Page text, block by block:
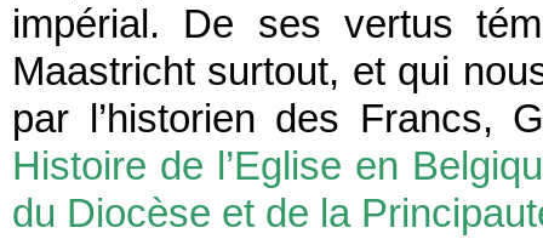
impérial. De ses vertus
Maastricht surtout, et qui
par l’historien des Francs,
Histoire de l’Eglise en
du Diocèse et de la